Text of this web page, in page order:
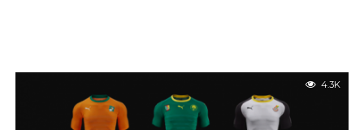
4.3K